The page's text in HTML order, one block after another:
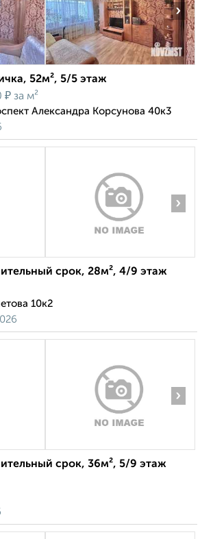
›
52м², 5/5 этаж
₽ за м²
Александра Корсунова 40к3
›
срок, 28м², 4/9 этаж
10к2
›
срок, 36м², 5/9 этаж